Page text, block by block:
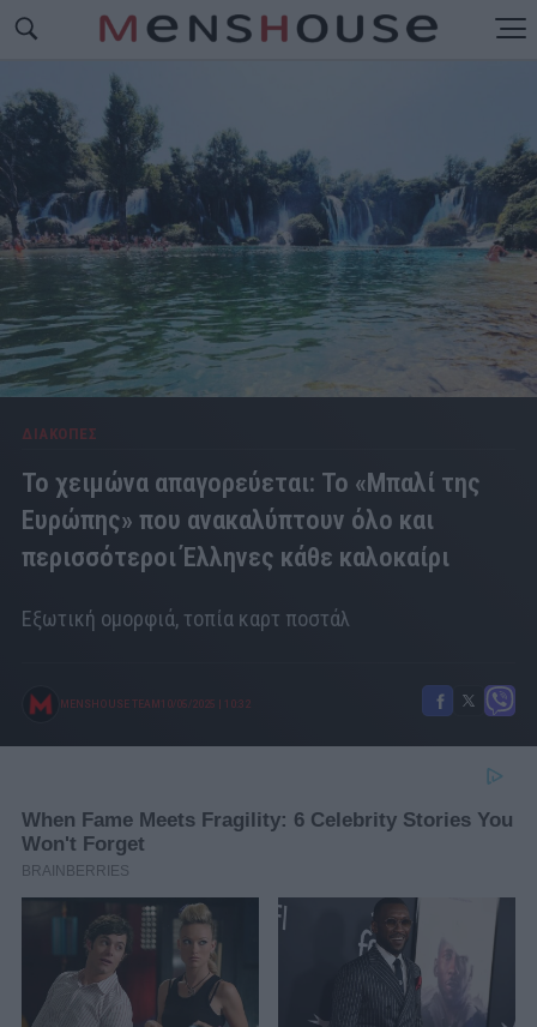
ΔΙΑΚΟΠΕΣ
Το χειμώνα απαγορεύεται: Το «Μπαλί της
Ευρώπης» που ανακαλύπτουν όλο και
περισσότεροι Έλληνες κάθε καλοκαίρι
Εξωτική ομορφιά, τοπία καρτ ποστάλ
MENSHOUSE TEAM 10/05/2025 10:32